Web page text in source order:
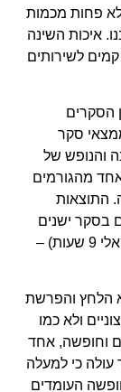
פחות מכמות
השינה
לשירותים
סקר
והנופש של
מהגורמים
בסקר ישנים
פחות מהנדרש (מינימום הנדרש 7 שעות ואידיאלי 9 שעות) –
והפרשת
ולא כמו
אחד
כי למעלה
החופשה העומדים